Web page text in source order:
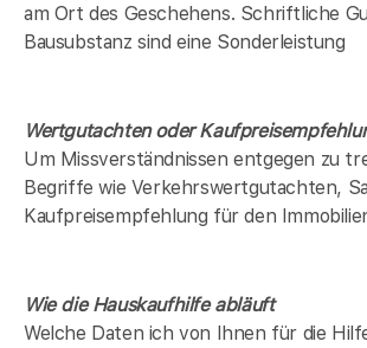
am Ort des Geschehens. Schriftliche
Bausubstanz sind eine Sonderleistung
Wertgutachten oder
Um Missverständnissen entgegen zu
Begriffe wie Verkehrswertgutachten,
Kaufpreisempfehlung für den
Wie die Hauskaufhilfe abläuft
Welche Daten ich von Ihnen für die